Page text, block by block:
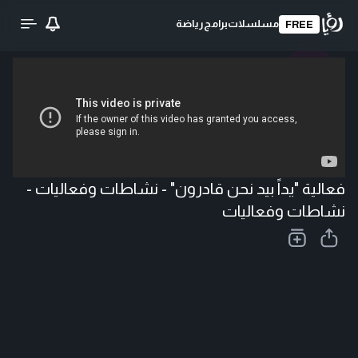
FREE مسلسلاتبرامج رياضة
فعالية "يداً بيد نحن قادرون" - نشاطات وفعاليات -
نشاطات وفعاليات